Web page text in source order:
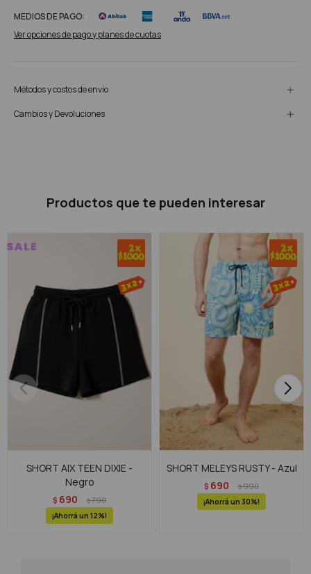
MEDIOS DE PAGO:
Ver opciones de pago y planes de cuotas
Métodos y costos de envío
Cambios y Devoluciones
Productos que te pueden interesar
SHORT AIX TEEN DIXIE -
Negro
$ 690 $790
12
SHORT MELEYS RUSTY - Azul
$ 690 $990
30